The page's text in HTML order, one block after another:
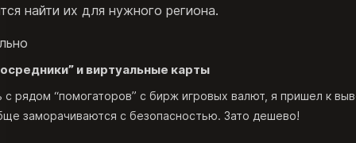
найти их для нужного региона.
и виртуальные карты
рядом “помогаторов” с бирж игровых валют, я пришел к
заморачиваются с безопасностью. Зато дешево!